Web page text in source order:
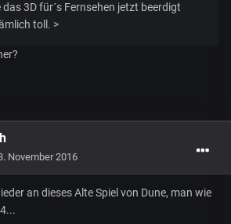
3D für´s Fernsehen jetzt beerdigt
toll. >
November 2016
an dieses Alte Spiel von Dune, man wie